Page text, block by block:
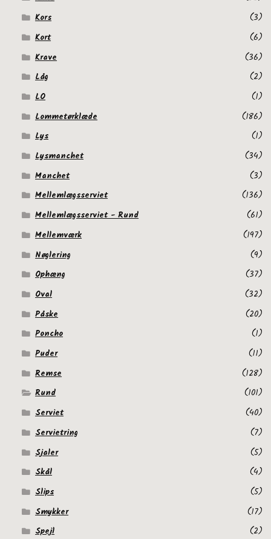
Kors
(3)
Kort
(6)
Krave
(36)
Låg
(2)
LO
(1)
Lommetørklæde
(186)
Lys
(1)
Lysmanchet
(34)
Manchet
(3)
Mellemlægsserviet
(136)
Mellemlægsserviet - Rund
(61)
Mellemværk
(197)
Nøglering
(9)
Ophæng
(37)
Oval
(32)
Påske
(20)
Poncho
(1)
Puder
(11)
Remse
(128)
Rund
(101)
Serviet
(40)
Servietring
(7)
Sjaler
(5)
Skål
(4)
Slips
(5)
Smykker
(17)
Spejl
(2)